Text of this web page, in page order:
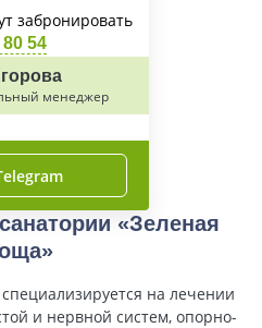
забронировать
54
менеджер
«Зеленая
на лечении
и нервной систем, опорно-